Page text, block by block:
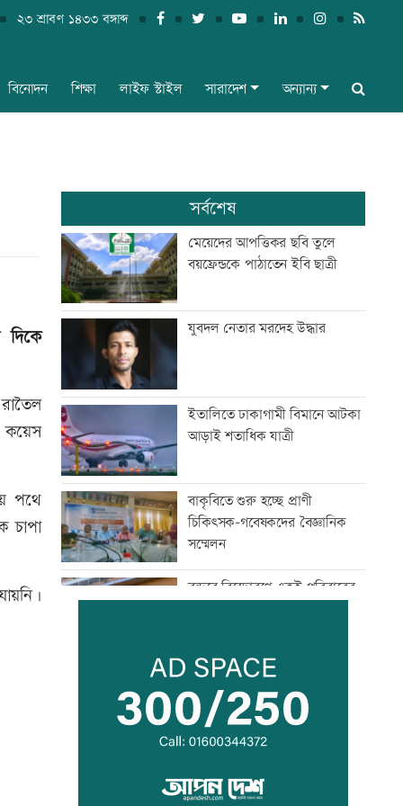
২৩ শ্রাবণ ১৪৩৩ বঙ্গাব্দ
বিনোদন শিক্ষা লাইফ স্টাইল সারাদেশ অন্যান্য
দিকে
কয়েস
পথে
চাপা
সর্বশেষ
মেয়েদের আপত্তিকর ছবি তুলে
বয়ফ্রেন্ডকে পাঠাতেন ইবি ছাত্রী
যুবদল নেতার মরদেহ উদ্ধার
ইতালিতে ঢাকাগামী বিমানে আটকা
আড়াই শতাধিক যাত্রী
বাকৃবিতে শুরু হচ্ছে প্রাণী
চিকিৎসক-গবেষকদের বৈজ্ঞানিক
সম্মেলন
বন্দরে বিস্ফোরণে একই পরিবারের
পাঁচ আর্থিক প্রতিষ্ঠান বন্ধের
অনুমোদন, রোববার প্রশাসক
নিয়োগ
স্বাভাবিক